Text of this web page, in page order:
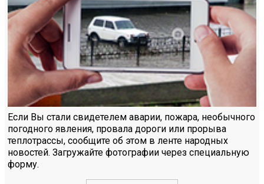
Если Вы стали свидетелем аварии, пожара, необычного
погодного явления, провала дороги или прорыва
теплотрассы, сообщите об этом в ленте народных
новостей. Загружайте фотографии через специальную
форму.